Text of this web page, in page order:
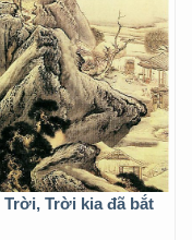
Trời kia đã bắt